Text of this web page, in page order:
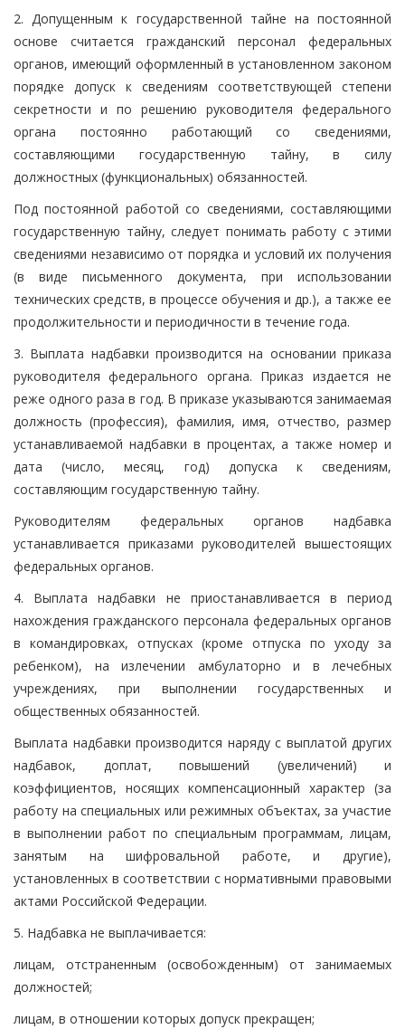
2. Допущенным к государственной тайне на постоянной
основе считается гражданский персонал федеральных
органов, имеющий оформленный в установленном законом
порядке допуск к сведениям соответствующей степени
секретности и по решению руководителя федерального
органа постоянно работающий со сведениями,
составляющими государственную тайну, в силу
должностных (функциональных) обязанностей.
Под постоянной работой со сведениями, составляющими
государственную тайну, следует понимать работу с этими
сведениями независимо от порядка и условий их получения
(в виде письменного документа, при использовании
технических средств, в процессе обучения и др.), а также ее
продолжительности и периодичности в течение года.
3. Выплата надбавки производится на основании приказа
руководителя федерального органа. Приказ издается не
реже одного раза в год. В приказе указываются занимаемая
должность (профессия), фамилия, имя, отчество, размер
устанавливаемой надбавки в процентах, а также номер и
дата (число, месяц, год) допуска к сведениям,
составляющим государственную тайну.
Руководителям федеральных органов надбавка
устанавливается приказами руководителей вышестоящих
федеральных органов.
4. Выплата надбавки не приостанавливается в период
нахождения гражданского персонала федеральных органов
в командировках, отпусках (кроме отпуска по уходу за
ребенком), на излечении амбулаторно и в лечебных
учреждениях, при выполнении государственных и
общественных обязанностей.
Выплата надбавки производится наряду с выплатой других
надбавок, доплат, повышений (увеличений) и
коэффициентов, носящих компенсационный характер (за
работу на специальных или режимных объектах, за участие
в выполнении работ по специальным программам, лицам,
занятым на шифровальной работе, и другие),
установленных в соответствии с нормативными правовыми
актами Российской Федерации.
5. Надбавка не выплачивается:
лицам, отстраненным (освобожденным) от занимаемых
должностей;
лицам, в отношении которых допуск прекращен;